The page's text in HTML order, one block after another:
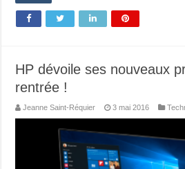
HP dévoile ses nouveaux
rentrée !
Jeanne Saint-Réquier 3 mai 2016